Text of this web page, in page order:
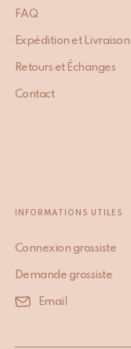
FAQ
Expédition et Livraison
Retours et Échanges
Contact
INFORMATIONS UTILES
Connexion grossiste
Demande grossiste
Email